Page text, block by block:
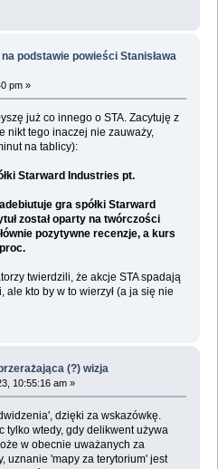
podstawie powieści Stanisława
pm »
już co innego o STA. Zacytuję z
nikt tego inaczej nie zauważy,
na tablicy):
Starward Industries pt.
gra spółki Starward
został oparty na twórczości
pozytywne recenzje, a kurs
twierdzili, że akcje STA spadają
kto by w to wierzył (a ja się nie
(?) wizja
10:55:16 am »
dzięki za wskazówkę.
tylko wtedy, gdy delikwent używa
w obecnie uważanych za
uznanie 'mapy za terytorium' jest